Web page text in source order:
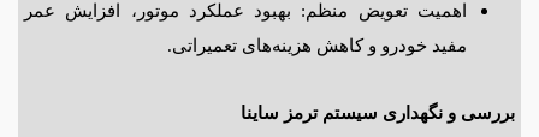
اهمیت تعویض منظم: بهبود عملکرد موتور، افزایش عمر
مفید خودرو و کاهش هزینه‌های تعمیراتی.
بررسی و نگهداری سیستم ترمز ساینا